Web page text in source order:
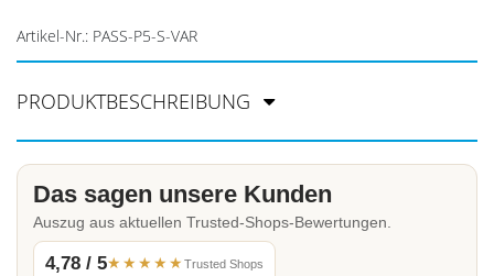
Artikel-Nr.: PASS-P5-S-VAR
PRODUKTBESCHREIBUNG
Das sagen unsere Kunden
Auszug aus aktuellen Trusted-Shops-Bewertungen.
4,78 / 5★★★★★ Trusted Shops